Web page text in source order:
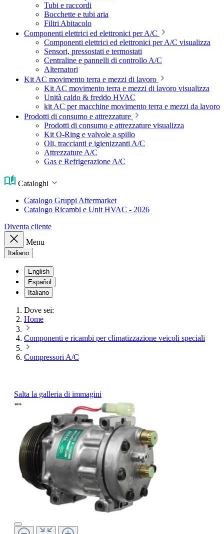
Tubi e raccordi
Bocchette e tubi aria
Filtri Abitacolo
Componenti elettrici ed elettronici per A/C
Componenti elettrici ed elettronici per A/C visualizza
Sensori, pressostati e termostati
Centraline e pannelli di controllo A/C
Alternatori
Kit AC movimento terra e mezzi di lavoro
Kit AC movimento terra e mezzi di lavoro visualizza
Unità caldo & freddo HVAC
kit AC per macchine movimento terra e mezzi da lavoro
Prodotti di consumo e attrezzature
Prodotti di consumo e attrezzature visualizza
Kit O-Ring e valvole a spillo
Oli, traccianti e igienizzanti A/C
Attrezzature A/C
Gas e Refrigerazione A/C
Cataloghi
Catalogo Gruppi Aftermarket
Catalogo Ricambi e Unit HVAC - 2026
Diventa cliente
Menu
Italiano
English
Español
Italiano
Dove sei:
Home
Componenti e ricambi per climatizzazione veicoli speciali
Compressori A/C
Salta la galleria di immagini